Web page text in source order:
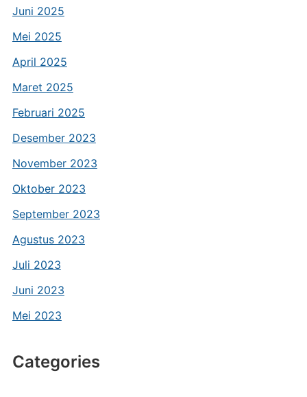
Juni 2025
Mei 2025
April 2025
Maret 2025
Februari 2025
Desember 2023
November 2023
Oktober 2023
September 2023
Agustus 2023
Juli 2023
Juni 2023
Mei 2023
Categories